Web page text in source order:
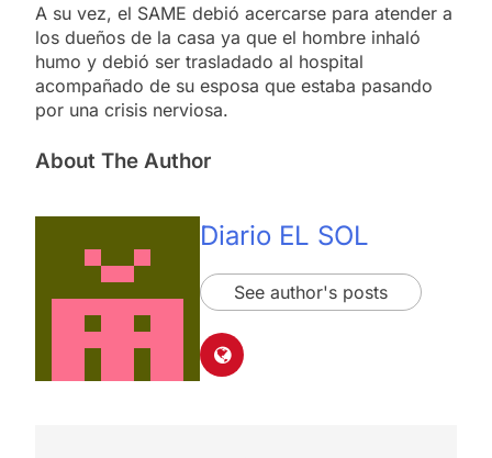
A su vez, el SAME debió acercarse para atender a
los dueños de la casa ya que el hombre inhaló
humo y debió ser trasladado al hospital
acompañado de su esposa que estaba pasando
por una crisis nerviosa.
About The Author
Diario EL SOL
See author's posts